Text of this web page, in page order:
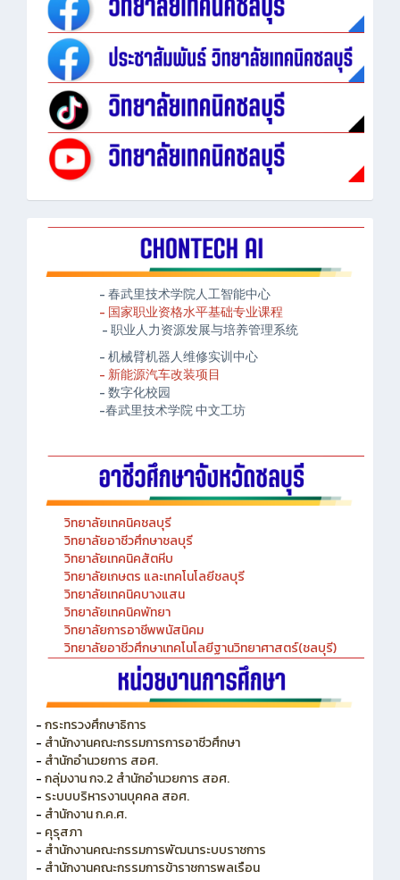
- 春武里技术学院人工智能中心
- 国家职业资格水平基础专业课程
- 职业人力资源发展与培养管理系统
- 机械臂机器人维修实训中心
- 新能源汽车改装项目
- 数字化校园
-春武里技术学院 中文工坊
วิทยาลัยเทคนิคชลบุรี
วิทยาลัยอาชีวศึกษาชลบุรี
วิทยาลัยเทคนิคสัตหีบ
วิทยาลัยเกษตร และเทคโนโลยีชลบุรี
วิทยาลัยเทคนิคบางแสน
วิทยาลัยเทคนิคพัทยา
วิทยาลัยการอาชีพพนัสนิคม
วิทยาลัยอาชีวศึกษาเทคโนโลยีฐานวิทยาศาสตร์(ชลบุรี)
-กระทรวงศึกษาธิการ
- สำนักงานคณะกรรมการการอาชีวศึกษา
- สำนักอำนวยการ สอศ.
-กลุ่มงาน กจ.2 สำนักอำนวยการ สอศ.
- ระบบบริหารงานบุคคล สอศ.
- สำนักงาน ก.ค.ศ.
- คุรุสภา
- สำนักงานคณะกรรมการพัฒนาระบบราชการ
- สำนักงานคณะกรรมการข้าราชการพลเรือน